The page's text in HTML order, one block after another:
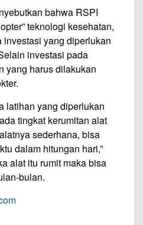
bahwa RSPI
teknologi kesehatan,
investasi yang diperlukan
investasi pada
yang harus dilakukan
latihan yang diperlukan
tingkat kerumitan alat
sederhana, bisa
dalam hitungan hari,”
alat itu rumit maka bisa
bulan.